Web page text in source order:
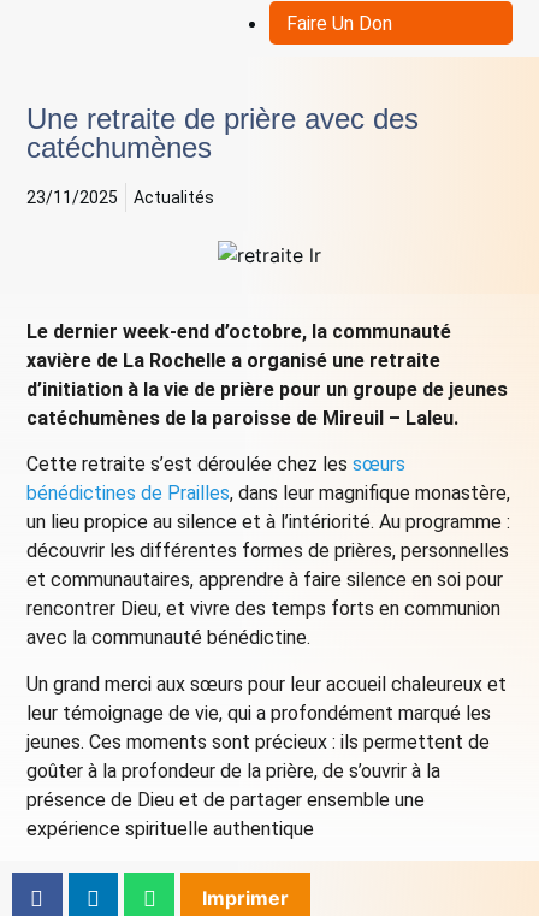
Faire Un Don
Une retraite de prière avec des
catéchumènes
23/11/2025 Actualités
Le dernier week-end d’octobre, la communauté
xavière de La Rochelle a organisé une retraite
d’initiation à la vie de prière pour un groupe de jeunes
catéchumènes de la paroisse de Mireuil – Laleu.
Cette retraite s’est déroulée chez lessœurs
bénédictines de Prailles, dans leur magnifique monastère,
un lieu propice au silence et à l’intériorité. Au programme :
découvrir les différentes formes de prières, personnelles
et communautaires, apprendre à faire silence en soi pour
rencontrer Dieu, et vivre des temps forts en communion
avec la communauté bénédictine.
Un grand merci aux sœurs pour leur accueil chaleureux et
leur témoignage de vie, qui a profondément marqué les
jeunes. Ces moments sont précieux : ils permettent de
goûter à la profondeur de la prière, de s’ouvrir à la
présence de Dieu et de partager ensemble une
expérience spirituelle authentique
Imprimer